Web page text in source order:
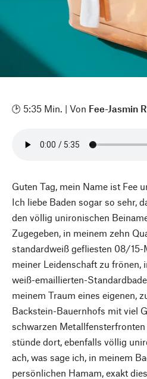
🕑 5:35 Min. | Von Fee-Jasmin
Guten Tag, mein Name ist Fee
Ich liebe Baden sogar so sehr,
den völlig unironischen
Zugegeben, in meinem zehn
standardweiß gefliesten 08/15-
meiner Leidenschaft zu frönen,
weiß-emaillierten-
meinem Traum eines eigenen,
Backstein-Bauernhofs mit viel
schwarzen
stünde dort, ebenfalls völlig
ach, was sage ich, in meinem
persönlichen Hamam, exakt